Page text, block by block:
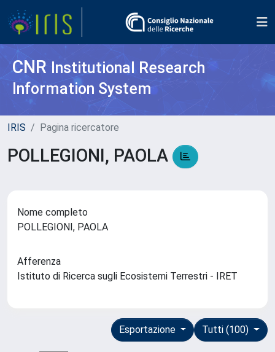
CNR Institutional Research
Information System
IRIS Pagina ricercatore
POLLEGIONI, PAOLA
Nome completo
POLLEGIONI, PAOLA
Afferenza
Istituto di Ricerca sugli Ecosistemi Terrestri - IRET
Tutti (100)
Esportazione